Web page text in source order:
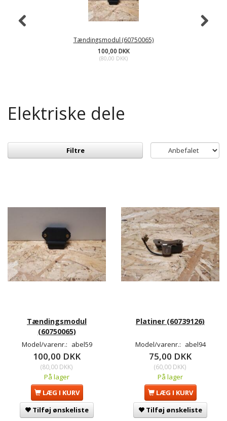
Tændingsmodul (60750065)
100,00 DKK
(80,00 DKK)
Elektriske dele
Filtre
Tændingsmodul
(60750065)
Model/varenr.: abel59
100,00 DKK
(80,00 DKK)
På lager
LÆG I KURV
Tilføj ønskeliste
Platiner (60739126)
Model/varenr.: abel94
75,00 DKK
(60,00 DKK)
På lager
LÆG I KURV
Tilføj ønskeliste